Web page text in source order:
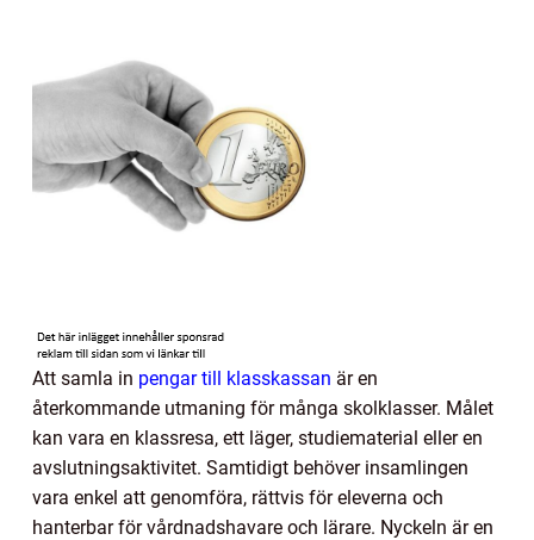
Att samla in pengar till klasskassan är en
återkommande utmaning för många skolklasser. Målet
kan vara en klassresa, ett läger, studiematerial eller en
avslutningsaktivitet. Samtidigt behöver insamlingen
vara enkel att genomföra, rättvis för eleverna och
hanterbar för vårdnadshavare och lärare. Nyckeln är en